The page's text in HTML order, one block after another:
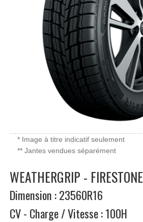
* Image à titre indicatif seulement
** Jantes vendues séparément
WEATHERGRIP - FIRESTONE
Dimension : 23560R16
CV - Charge / Vitesse : 100H